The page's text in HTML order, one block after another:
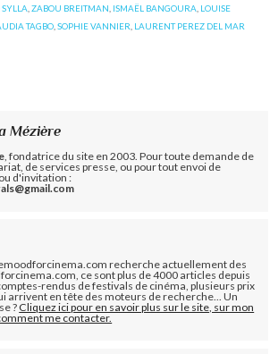
,ZABOU BREITMAN ISMAËL BANGOURA LOUISE
TAGBO ,SOPHIE VANNIER LAURENT PEREZ DEL MAR
Mézière
, fondatrice du site en 2003. Pour toute demande de
de services presse, ou pour tout envoi de
d'invitation :
recherche actuellement des
ce sont plus de 4000 articles depuis
rendus de festivals de cinéma, plusieurs prix
arrivent en tête des moteurs de recherche... Un
?Cliquez ici pour en savoir plus sur le site, sur mon
me contacter.